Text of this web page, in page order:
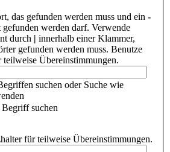
das gefunden werden muss und ein -
werden darf. Verwende
durch | innerhalb einer Klammer,
gefunden werden muss. Benutze
Übereinstimmungen.
suchen oder Suche wie
suchen
für teilweise Übereinstimmungen.